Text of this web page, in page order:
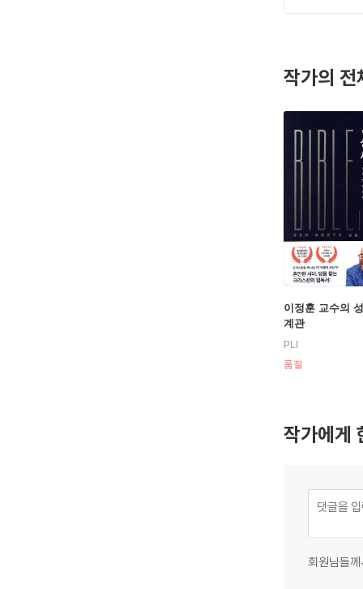
작가의 전
이정훈 교수의
계관
PLI
품절
작가에게
회원님들